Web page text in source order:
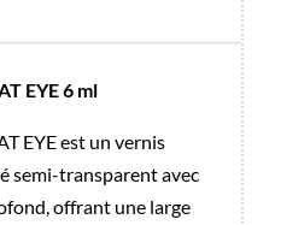
EYE 6 ml
EYE est un vernis
semi-transparent avec
offrant une large